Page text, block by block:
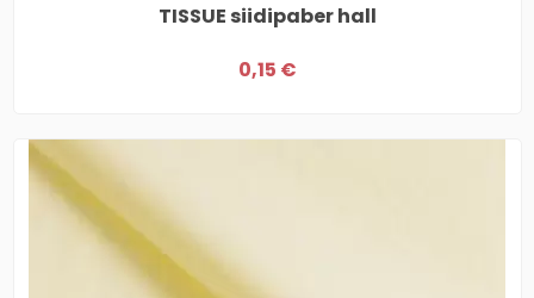
TISSUE siidipaber hall
0,15 €